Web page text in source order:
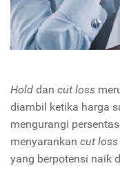
Hold dan cut loss
diambil ketika harga
mengurangi
menyarankan cut loss
yang berpotensi naik